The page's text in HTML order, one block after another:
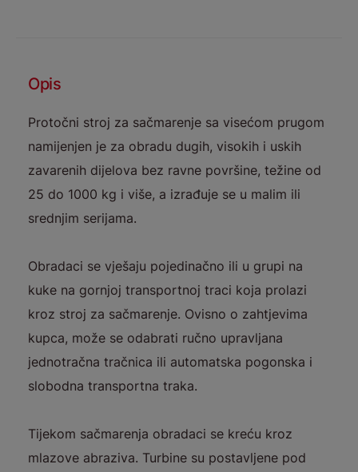
Opis
Protočni stroj za sačmarenje sa visećom prugom
namijenjen je za obradu dugih, visokih i uskih
zavarenih dijelova bez ravne površine, težine od
25 do 1000 kg i više, a izrađuje se u malim ili
srednjim serijama.
Obradaci se vješaju pojedinačno ili u grupi na
kuke na gornjoj transportnoj traci koja prolazi
kroz stroj za sačmarenje. Ovisno o zahtjevima
kupca, može se odabrati ručno upravljana
jednotračna tračnica ili automatska pogonska i
slobodna transportna traka.
Tijekom sačmarenja obradaci se kreću kroz
mlazove abraziva. Turbine su postavljene pod